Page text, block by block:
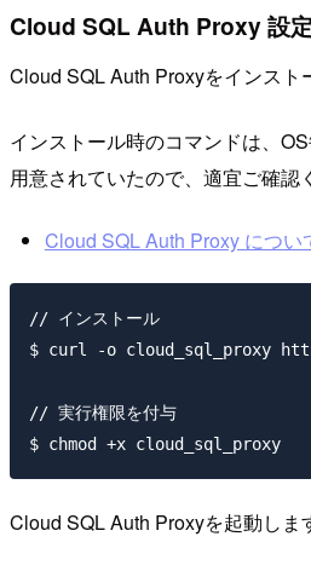
Cloud SQL Auth Proxy 設定
Cloud SQL Auth Proxyをインスト
インストール時のコマンドは、
用意されていたので、適宜ご確認
Cloud SQL Auth Proxy につい
// インストール
$ curl -o cloud_sql_proxy
// 実行権限を付与
Cloud SQL Auth Proxyを起動しま